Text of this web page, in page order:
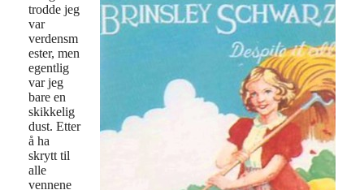
trodde jeg
var
verdensm
ester, men
egentlig
var jeg
bare en
skikkelig
dust. Etter
å ha
skrytt til
alle
vennene